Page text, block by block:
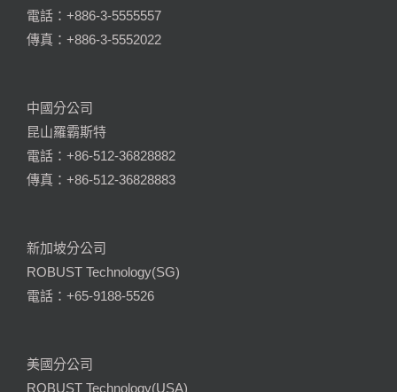
電話：+886-3-5555557
傳真：+886-3-5552022
中國分公司
昆山羅霸斯特
電話：+86-512-36828882
傳真：+86-512-36828883
新加坡分公司
ROBUST Technology(SG)
電話：+65-9188-5526
美國分公司
ROBUST Technology(USA)